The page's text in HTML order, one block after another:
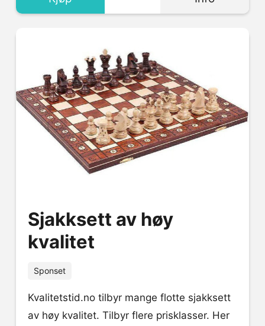
Sjakksett av høy
kvalitet
Sponset
Kvalitetstid.no tilbyr mange flotte sjakksett
av høy kvalitet. Tilbyr flere prisklasser. Her